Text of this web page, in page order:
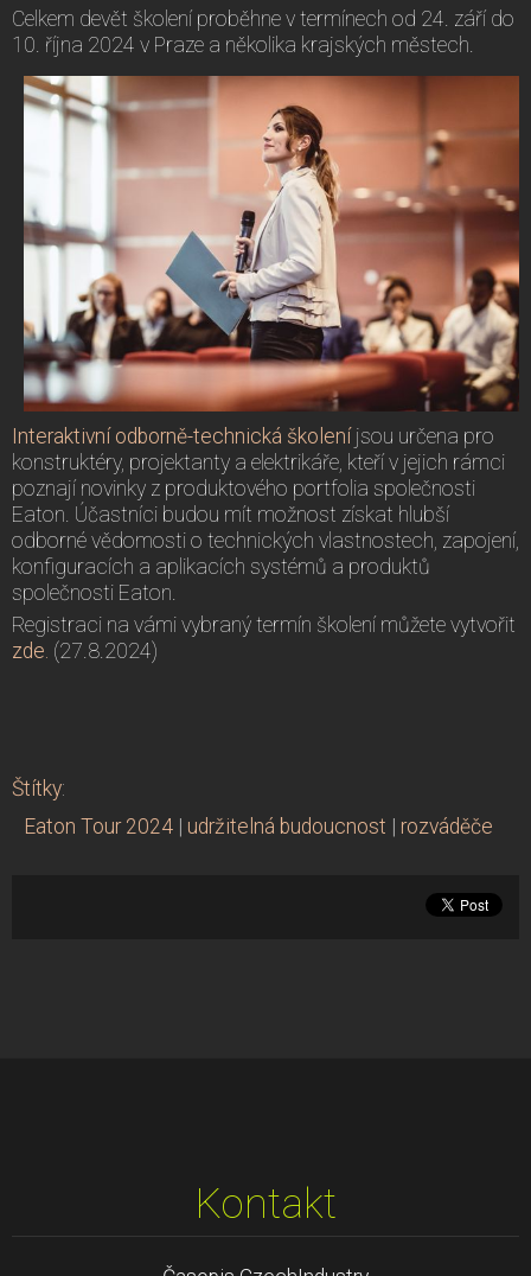
Celkem devět školení proběhne v termínech od 24. září do
10. října 2024 v Praze a několika krajských městech.
Interaktivní odborně-technická školeníjsou určena pro
konstruktéry, projektanty a elektrikáře, kteří v jejich rámci
poznají novinky z produktového portfolia společnosti
Eaton. Účastníci budou mít možnost získat hlubší
odborné vědomosti o technických vlastnostech, zapojení,
konfiguracích a aplikacích systémů a produktů
společnosti Eaton.
Registraci na vámi vybraný termín školení můžete vytvořit
zde. (27.8.2024)
Štítky:
Eaton Tour 2024 | udržitelná budoucnost | rozváděče
Kontakt